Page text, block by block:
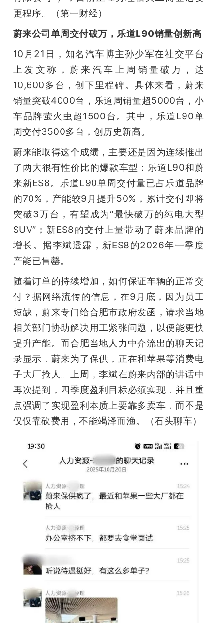
更程序。（第一财经）
蔚来公司单周交付破万，乐道L90销量创新高
10月21日，知名汽车博主孙少军在社交平台
上发文称，蔚来汽车上周销量破万，达
10,600多台，创下里程碑。具体来看，蔚来
销量突破4000台，乐道周销量超5000台，小
车品牌萤火虫超1500台。其中，乐道L90单
周交付3500多台，创历史新高。
蔚来能取得这个成绩，主要还是因为连续推出
了两大很有性价比的爆款车型：乐道L90和蔚
来新ES8。乐道L90单周交付量已占乐道品牌
的70%，产能较9月提升50%，累计交付即将
突破3万台，有望成为“最快破万的纯电大型
SUV”；新ES8的交付上量带动了蔚来品牌的
增长。据李斌透露，新ES8的2026年一季度
产能已售罄。
随着订单的持续增加，如何保证车辆的正常交
付？据网络流传的信息，在9月底，因为员工
短缺，蔚来专门给合肥市政府发函，请求当地
相关部门协助解决用工紧张问题，以便能更快
提升产能。而合肥当地人力中介流出的聊天记
录显示，蔚来为了保供，正在和苹果等消费电
子大厂抢人。上周，李斌在蔚来内部的讲话中
再次提到，四季度盈利目标必须实现，并且重
点强调了实现盈利本质上要靠多卖车，而不是
仅仅靠砍费用，不能竭泽而渔。（石头聊车）